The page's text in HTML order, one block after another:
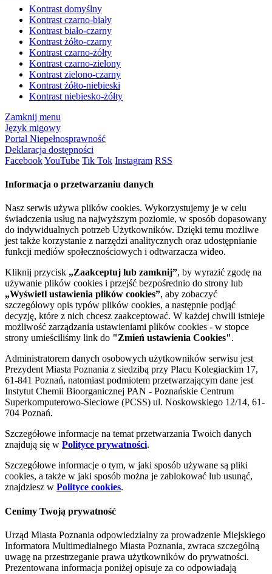
Kontrast domyślny
Kontrast czarno-biały
Kontrast biało-czarny
Kontrast żółto-czarny
Kontrast czarno-żółty
Kontrast czarno-zielony
Kontrast zielono-czarny
Kontrast żółto-niebieski
Kontrast niebiesko-żółty
Zamknij menu
Język migowy
Portal Niepełnosprawność
Deklaracja dostępności
FacebookYouTube Tik Tok Instagram RSS
Informacja o przetwarzaniu danych
Nasz serwis używa plików cookies. Wykorzystujemy je w celu
świadczenia usług na najwyższym poziomie, w sposób dopasowany
do indywidualnych potrzeb Użytkowników. Dzięki temu możliwe
jest także korzystanie z narzędzi analitycznych oraz udostępnianie
funkcji mediów społecznościowych i odtwarzacza wideo.
Kliknij przycisk „Zaakceptuj lub zamknij”, by wyrazić zgodę na
używanie plików cookies i przejść bezpośrednio do strony lub
„Wyświetl ustawienia plików cookies”, aby zobaczyć
szczegółowy opis typów plików cookies, a następnie podjąć
decyzję, które z nich chcesz zaakceptować. W każdej chwili istnieje
możliwość zarządzania ustawieniami plików cookies - w stopce
strony umieściliśmy link do "Zmień ustawienia Cookies".
Administratorem danych osobowych użytkowników serwisu jest
Prezydent Miasta Poznania z siedzibą przy Placu Kolegiackim 17,
61-841 Poznań, natomiast podmiotem przetwarzającym dane jest
Instytut Chemii Bioorganicznej PAN - Poznańskie Centrum
Superkomputerowo-Sieciowe (PCSS) ul. Noskowskiego 12/14, 61-
704 Poznań.
Szczegółowe informacje na temat przetwarzania Twoich danych
znajdują się w Polityce prywatności.
Szczegółowe informacje o tym, w jaki sposób używane są pliki
cookies, a także w jaki sposób można je zablokować lub usunąć,
znajdziesz w Polityce cookies.
Cenimy Twoją prywatność
Urząd Miasta Poznania odpowiedzialny za prowadzenie Miejskiego
Informatora Multimedialnego Miasta Poznania, zwraca szczególną
uwagę na przestrzeganie prawa użytkowników do prywatności.
Prezentowana informacja poniżej opisuje za co odpowiadają